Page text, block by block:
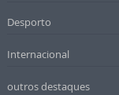
Desporto
Internacional
outros destaques